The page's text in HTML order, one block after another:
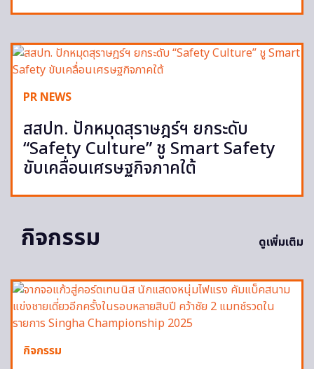
PR NEWS
สสปท. ปักหมุดสุราษฎร์ฯ ยกระดับ
“Safety Culture” ชู Smart Safety
ขับเคลื่อนเศรษฐกิจภาคใต้
กิจกรรม ดูเพิ่มเติม
กิจกรรม